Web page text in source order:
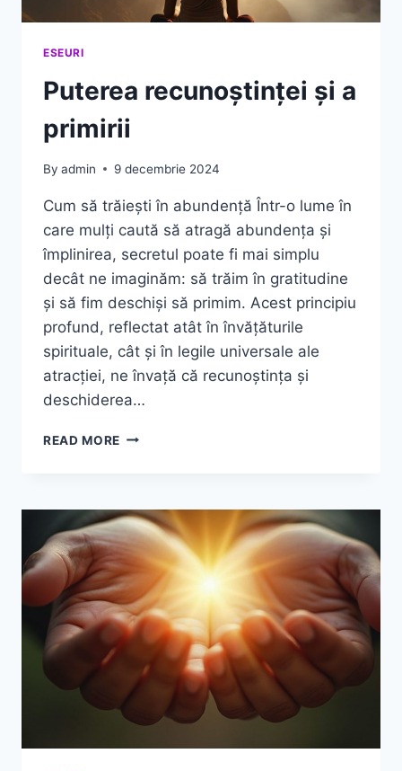
ESEURI
Puterea recunoștinței și a
primirii
By admin 9 decembrie 2024
Cum să trăiești în abundență Într-o lume în
care mulți caută să atragă abundența și
împlinirea, secretul poate fi mai simplu
decât ne imaginăm: să trăim în gratitudine
și să fim deschiși să primim. Acest principiu
profund, reflectat atât în învățăturile
spirituale, cât și în legile universale ale
atracției, ne învață că recunoștința și
deschiderea…
READ MORE PUTEREA
PRIMIRII